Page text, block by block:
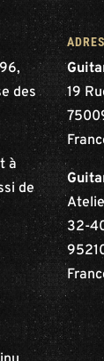
des
à
de
19
32-